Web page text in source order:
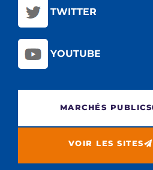
TWITTER
YOUTUBE
MARCHÉS PUBLICS
VOIR LES SITES